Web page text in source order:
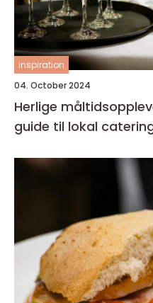
inspiration
04. October 2024
Herlige
guide til lokal